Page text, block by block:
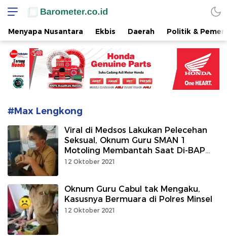
www.barometer.co.id
Berita Terkini di Sulawesi Utara
Menyapa Nusantara Ekbis Daerah Politik &
#Max Lengkong
Viral di Medsos Lakukan Pelecehan
Seksual, Oknum Guru SMAN 1
Motoling Membantah Saat Di-BAP
Kacabdin
12 Oktober 2021
Oknum Guru Cabul tak Mengaku,
Kasusnya Bermuara di Polres Minsel
12 Oktober 2021